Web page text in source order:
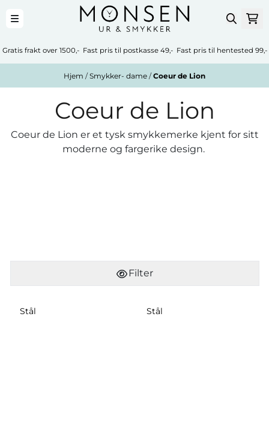
Gratis frakt over 1500,- Fast pris til postkasse 49,- Fast pris til hentested 99,-
Hjem /Smykker- dame /Coeur de Lion
Coeur de Lion
Coeur de Lion er et tysk smykkemerke kjent for sitt
moderne og fargerike design.
Filter
Stål Stål